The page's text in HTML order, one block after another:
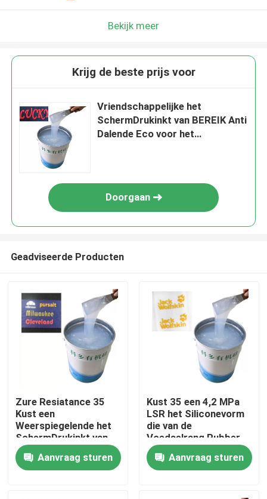
Producten
Ongeveer ons
Bekijk meer
Krijg de beste prijs voor
Vriendschappelijke het
SchermDrukinkt van BEREIK Anti
Dalende Eco voor het
Doorgaan
Geadviseerde Producten
Zure Resiatance 35
Kust een
Weerspiegelende het
SchermDrukinkt van
LSR
Aanvraag sturen
Kust 35 een 4,2 MPa
LSR het Siliconevorm
die van de
Voedselrang Rubber
maken
Aanvraag sturen